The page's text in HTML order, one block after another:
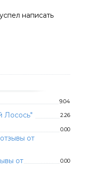
9.04
2.26
от
0.00
от
0.00
написать